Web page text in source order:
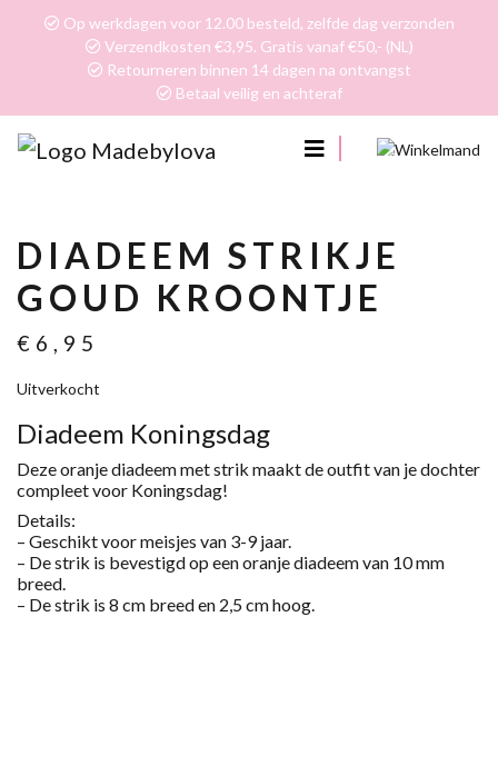
Op werkdagen voor 12.00 besteld, zelfde dag verzonden
Verzendkosten €3,95. Gratis vanaf €50,- (NL)
Retourneren binnen 14 dagen na ontvangst
Betaal veilig en achteraf
0
DIADEEM STRIKJE
GOUD KROONTJE
€ 6,95
Uitverkocht
Diadeem Koningsdag
Deze oranje diadeem met strik maakt de outfit van je dochter
compleet voor Koningsdag!
Details:
– Geschikt voor meisjes van 3-9 jaar.
– De strik is bevestigd op een oranje diadeem van 10 mm
breed.
– De strik is 8 cm breed en 2,5 cm hoog.